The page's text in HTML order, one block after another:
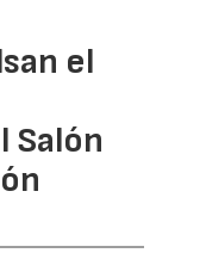
el
Salón